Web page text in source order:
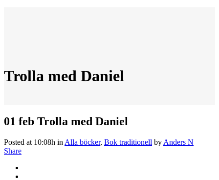
Trolla med Daniel
01 feb Trolla med Daniel
Posted at 10:08h in Alla böcker, Bok traditionell by Anders N
Share